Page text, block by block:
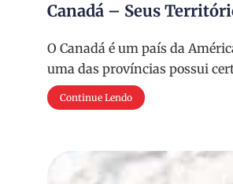
Canadá – Seus
O Canadá é um país da
uma das províncias possui
Continue Lendo